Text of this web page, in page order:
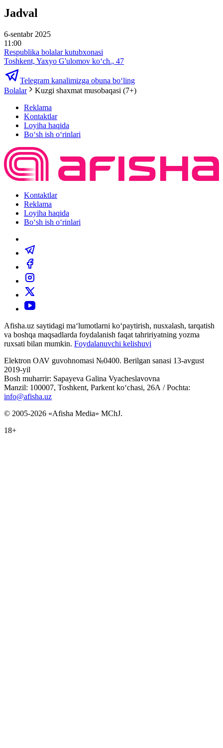
Jadval
6-sentabr 2025
11:00
Respublika bolalar kutubxonasi
Toshkent, Yaxyo G'ulomov ko‘ch., 47
Telegram kanalimizga obuna bo‘ling
Bolalar
Kuzgi shaxmat musobaqasi (7+)
Reklama
Kontaktlar
Loyiha haqida
Bo‘sh ish o‘rinlari
Kontaktlar
Reklama
Loyiha haqida
Bo‘sh ish o‘rinlari
Afisha.uz saytidagi ma‘lumotlarni ko‘paytirish, nusxalash, tarqatish
va boshqa maqsadlarda foydalanish faqat tahririyatning yozma
ruxsati bilan mumkin. Foydalanuvchi kelishuvi
Elektron OAV guvohnomasi №0400. Berilgan sanasi 13-avgust
2019-yil
Bosh muharrir: Sapayeva Galina Vyacheslavovna
Manzil: 100007, Toshkent, Parkent ko‘chasi, 26А / Pochta:
info@afisha.uz
© 2005-2026 «Afisha Media» MChJ.
18+